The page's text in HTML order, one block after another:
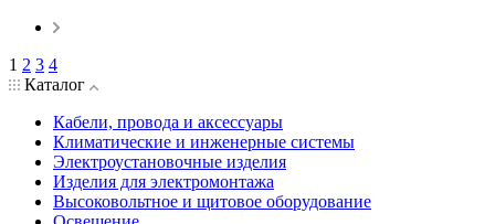
1 2 3 4
Каталог
Кабели, провода и аксессуары
Климатические и инженерные системы
Электроустановочные изделия
Изделия для электромонтажа
Высоковольтное и щитовое оборудование